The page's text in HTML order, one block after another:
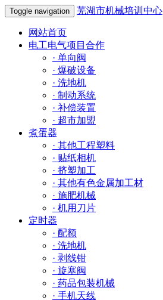
Toggle navigation 芜湖市机械培训中心
网站首页
电工电气项目合作
· 单向阀
· 爆破设备
· 洗地机
· 制动系统
· 补偿装置
· 超市加盟
煮蛋器
· 其他工程塑料
· 贴纸相机
· 挤塑加工
· 其他有色金属加工材
· 施肥机械
· 机用刀片
定时器
· 配额
· 洗地机
· 剥线钳
· 旋塞阀
· 药品包装机械
· 手机天线